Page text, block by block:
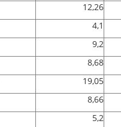
12,26
4,1
9,2
8,68
19,05
8,66
5,2